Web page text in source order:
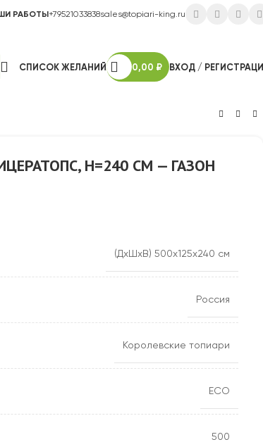
РАБОТЫ+79521033838sales@topiari-king.ru
СПИСОК ЖЕЛАНИЙ 0,00 ₽ ВХОД /
H=240 СМ — ГАЗОН
(ДхШхВ) 500х125х240 см
Россия
Королевские топиари
ECO
500